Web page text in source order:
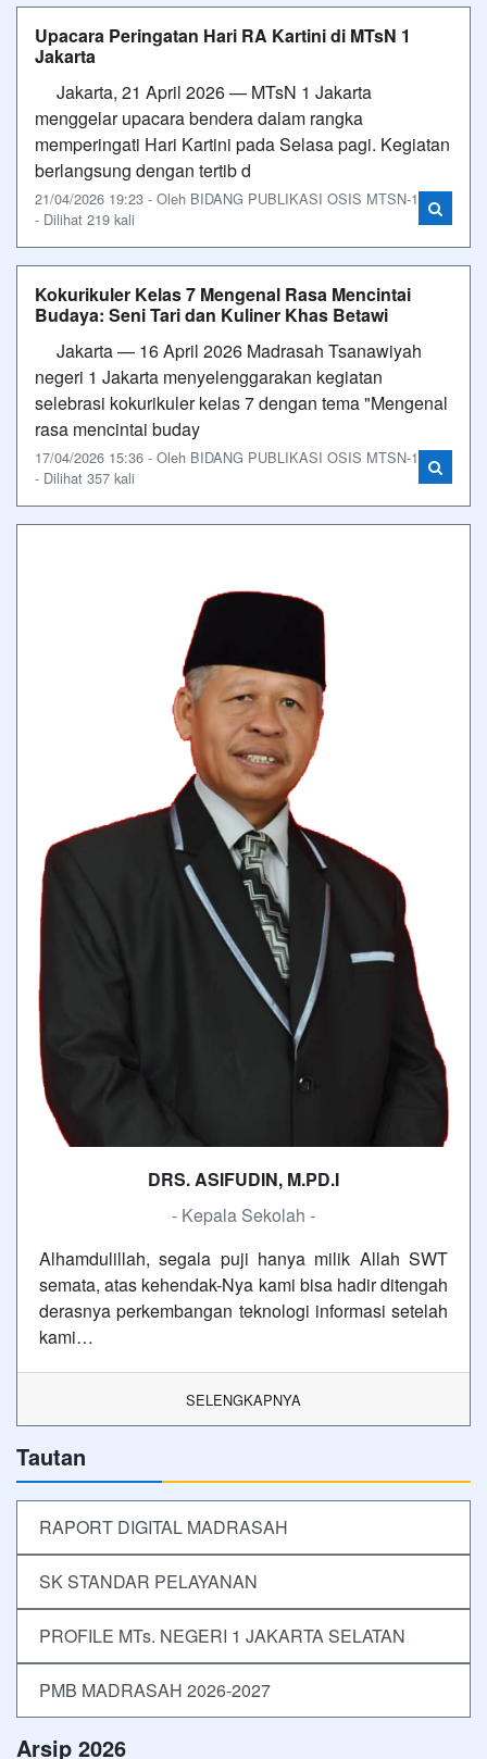
Upacara Peringatan Hari RA Kartini di MTsN 1
Jakarta
Jakarta, 21 April 2026 — MTsN 1 Jakarta
menggelar upacara bendera dalam rangka
memperingati Hari Kartini pada Selasa pagi. Kegiatan
berlangsung dengan tertib d
21/04/2026 19:23 - Oleh BIDANG PUBLIKASI OSIS MTSN-1
- Dilihat 219 kali
Kokurikuler Kelas 7 Mengenal Rasa Mencintai
Budaya: Seni Tari dan Kuliner Khas Betawi
Jakarta — 16 April 2026 Madrasah Tsanawiyah
negeri 1 Jakarta menyelenggarakan kegiatan
selebrasi kokurikuler kelas 7 dengan tema "Mengenal
rasa mencintai buday
17/04/2026 15:36 - Oleh BIDANG PUBLIKASI OSIS MTSN-1
- Dilihat 357 kali
DRS. ASIFUDIN, M.PD.I
- Kepala Sekolah -
Alhamdulillah, segala puji hanya milik Allah SWT
semata, atas kehendak-Nya kami bisa hadir ditengah
derasnya perkembangan teknologi informasi setelah
kami…
SELENGKAPNYA
Tautan
RAPORT DIGITAL MADRASAH
SK STANDAR PELAYANAN
PROFILE MTs. NEGERI 1 JAKARTA SELATAN
PMB MADRASAH 2026-2027
Arsip 2026